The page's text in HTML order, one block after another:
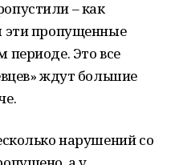
– как
эти пропущенные
периоде. Это все
ждут большие
нарушений со